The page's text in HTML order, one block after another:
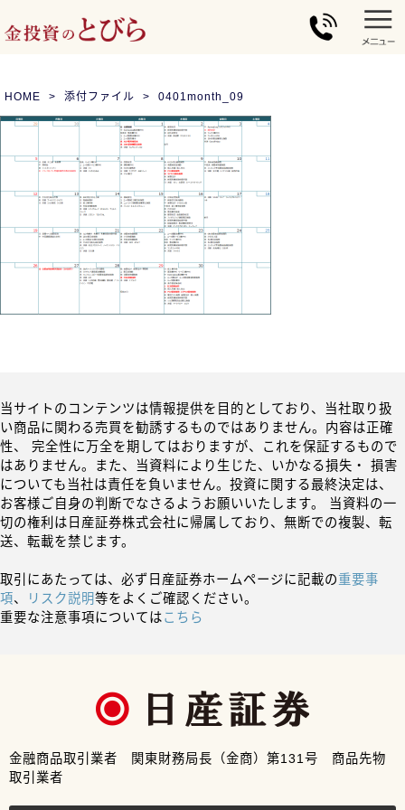
HOME 添付ファイル 0401month_09
当サイトのコンテンツは情報提供を目的としており、当社取り扱
い商品に関わる売買を勧誘するものではありません。内容は正確
性、 完全性に万全を期してはおりますが、これを保証するもので
はありません。また、当資料により生じた、いかなる損失・ 損害
についても当社は責任を負いません。投資に関する最終決定は、
お客様ご自身の判断でなさるようお願いいたします。 当資料の一
切の権利は日産証券株式会社に帰属しており、無断での複製、転
送、転載を禁じます。
取引にあたっては、必ず日産証券ホームページに記載の重要事
項、 リスク説明等をよくご確認ください。
重要な注意事項についてはこちら
金融商品取引業者 関東財務局長（金商）第131号 商品先物
取引業者